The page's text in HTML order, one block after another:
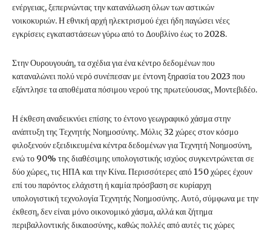
ενέργειας, ξεπερνώντας την κατανάλωση όλων των αστικών
νοικοκυριών. Η εθνική αρχή ηλεκτρισμού έχει ήδη παγώσει νέες
εγκρίσεις εγκαταστάσεων γύρω από το Δουβλίνο έως το 2028.
Στην Ουρουγουάη, τα σχέδια για ένα κέντρο δεδομένων που
καταναλώνει πολύ νερό συνέπεσαν με έντονη ξηρασία του 2023 που
εξάντλησε τα αποθέματα πόσιμου νερού της πρωτεύουσας, Μοντεβιδέο.
Η έκθεση αναδεικνύει επίσης το έντονο γεωγραφικό χάσμα στην
ανάπτυξη της Τεχνητής Νοημοσύνης. Μόλις 32 χώρες στον κόσμο
φιλοξενούν εξειδικευμένα κέντρα δεδομένων για Τεχνητή Νοημοσύνη,
ενώ το 90% της διαθέσιμης υπολογιστικής ισχύος συγκεντρώνεται σε
δύο χώρες, τις ΗΠΑ και την Κίνα. Περισσότερες από 150 χώρες έχουν
επί του παρόντος ελάχιστη ή καμία πρόσβαση σε κυρίαρχη
υπολογιστική τεχνολογία Τεχνητής Νοημοσύνης. Αυτό, σύμφωνα με την
έκθεση, δεν είναι μόνο οικονομικό χάσμα, αλλά και ζήτημα
περιβαλλοντικής δικαιοσύνης, καθώς πολλές από αυτές τις χώρες